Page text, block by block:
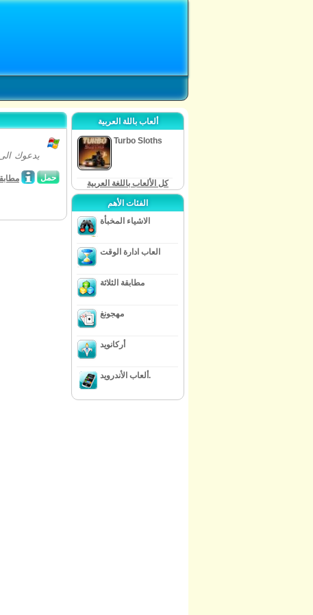
حمل
ألعاب باللة العربية
Turbo Sloths
كل الألعاب باللغة العربية
الفئات الأهم
الاشياء المخبأة
العاب ادارة الوقت
مطابقة الثلاثة
مهجونغ
أركانويد
ألعاب الأندرويد.